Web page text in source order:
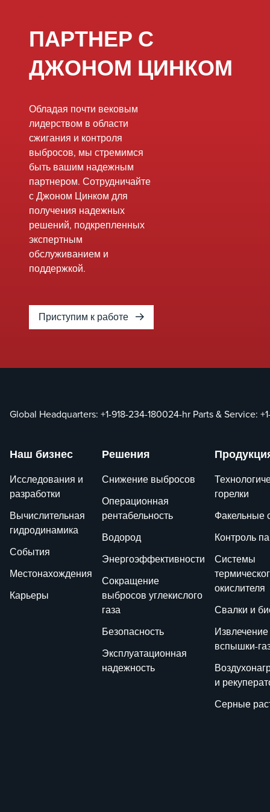
изменений является
Национальные
стандарты выбросов
опасных органических
затрагивают более 200
объектов и нацелены
на вещества,
влияющие на
промышленность
синтетического
органического
химического
производства (SCOMI).
Одной из важнейших
задач в этих правилах
является
темпов эмиссии
диоксинов и фуранов
(CDD/CDF).
система
вашей
ПАРТНЕР С
ДЖОНОМ ЦИНКОМ
Обладая почти вековым
лидерством в области
сжигания и контроля
выбросов, мы стремимся
быть вашим надежным
партнером. Сотрудничайте
с Джоном Цинком для
получения надежных
решений, подкрепленных
экспертным
обслуживанием и
поддержкой.
Приступим к работе
Global Headquarters: +1-918-234-180024-hr Parts & Service:
Наш бизнес
Исследования и
разработки
Вычислительная
гидродинамика
События
Местонахождения
Карьеры
Решения
Снижение выбросов
Операционная
рентабельность
Водород
Энергоэффективности
Сокращение
выбросов углекислого
газа
Безопасность
Эксплуатационная
надежность
горелки
Факельные
Контроль
Системы
окислителя
Свалки и
Извлечение
вспышки-
и
Серные